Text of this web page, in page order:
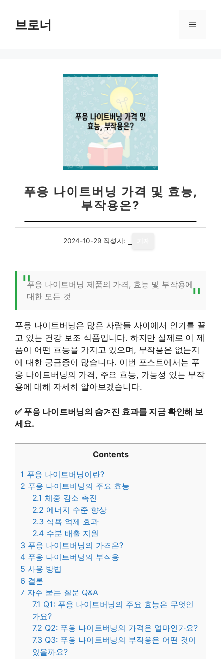
브로너 메
푸응 나이트버닝 가격 및 효능,
부작용은?
2024-10-29 작성자:
푸응 나이트버닝 제품의 가격, 효능 및 부작용에
대한 모든 것
푸응 나이트버닝은 많은 사람들 사이에서 인기를 끌
고 있는 건강 보조 식품입니다. 하지만 실제로 이 제
품이 어떤 효능을 가지고 있으며, 부작용은 없는지
에 대한 궁금증이 많습니다. 이번 포스트에서는 푸
응 나이트버닝의 가격, 주요 효능, 가능성 있는 부작
용에 대해 자세히 알아보겠습니다.
✅ 푸응 나이트버닝의 숨겨진 효과를 지금 확인해 보
세요.
Contents
1 푸응 나이트버닝이란?
2 푸응 나이트버닝의 주요 효능
2.1 체중 감소 촉진
2.2 에너지 수준 향상
2.3 식욕 억제 효과
2.4 수분 배출 지원
3 푸응 나이트버닝의 가격은?
4 푸응 나이트버닝의 부작용
5 사용 방법
6 결론
7 자주 묻는 질문 Q&A
7.1 Q1: 푸응 나이트버닝의 주요 효능은 무엇인
가요?
7.2 Q2: 푸응 나이트버닝의 가격은 얼마인가요?
7.3 Q3: 푸응 나이트버닝의 부작용은 어떤 것이
있을까요?